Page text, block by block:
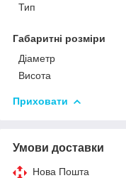
Тип
Габаритні розміри
Діаметр
Висота
Приховати
Умови доставки
Нова Пошта